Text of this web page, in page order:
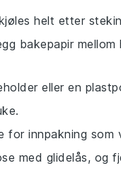
helt etter
bakepapir
eller en
for innpakning som
med glidelås, og